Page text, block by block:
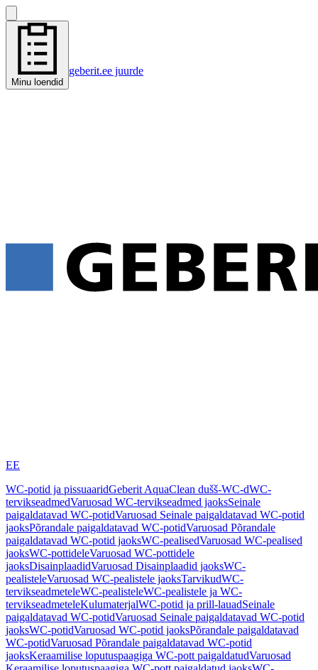
Minu loendid
geberit.ee juurde
EE
WC-potid ja pissuaaridGeberit AquaClean dušš-WC-dWC-
tervikseadmedVaruosad WC-tervikseadmed jaoksSeinale
paigaldatavad WC-potidVaruosad Seinale paigaldatavad WC-potid
jaoksPõrandale paigaldatavad WC-potidVaruosad Põrandale
paigaldatavad WC-potid jaoksWC-pealisedVaruosad WC-pealised
jaoksWC-pottideleVaruosad WC-pottidele
jaoksDisainplaadidVaruosad Disainplaadid jaoksWC-
pealisteleVaruosad WC-pealistele jaoksTarvikudWC-
tervikseadmeteleWC-pealisteleWC-pealistele ja WC-
tervikseadmeteleKulumaterjalWC-potid ja prill-lauadSeinale
paigaldatavad WC-potidVaruosad Seinale paigaldatavad WC-potid
jaoksWC-potidVaruosad WC-potid jaoksPõrandale paigaldatavad
WC-potidVaruosad Põrandale paigaldatavad WC-potid
jaoksKeraamilise loputuspaagiga WC-pott paigaldatudVaruosad